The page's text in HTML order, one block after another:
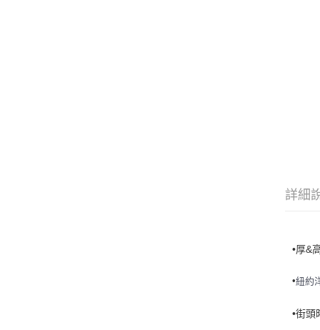
詳細
•厚&
•紐約
•街頭